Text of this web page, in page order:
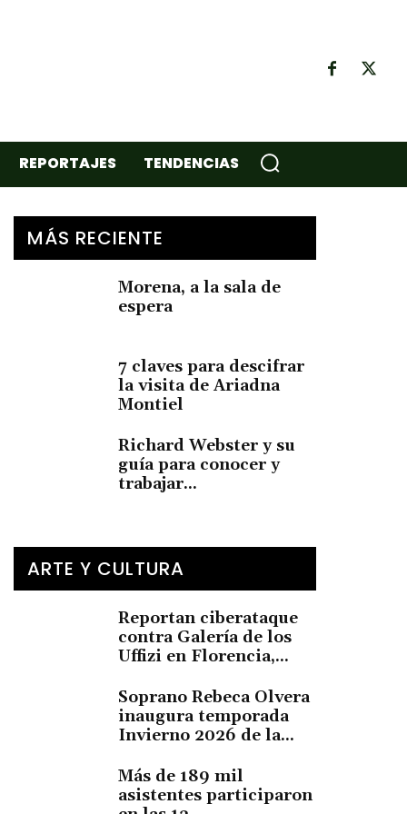
REPORTAJES TENDENCIAS
MÁS RECIENTE
Morena, a la sala de
espera
7 claves para descifrar
la visita de Ariadna
Montiel
Richard Webster y su
guía para conocer y
trabajar...
ARTE Y CULTURA
Reportan ciberataque
contra Galería de los
Uffizi en Florencia,...
Soprano Rebeca Olvera
inaugura temporada
Invierno 2026 de la...
Más de 189 mil
asistentes participaron